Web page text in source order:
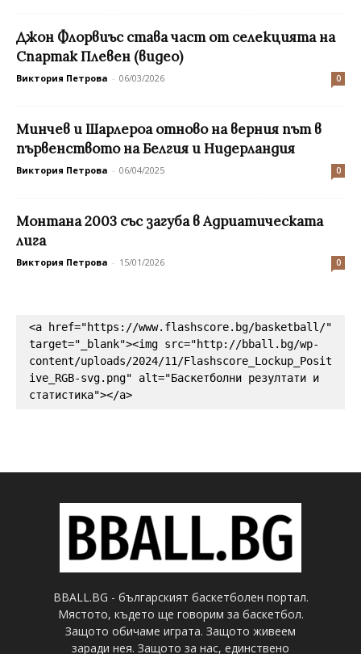
Джон Флорвиъс става част от селекцията на
Спартак Плевен (видео)
Виктория Петрова - 06/03/2026 0
Минчев и Шарлероа отново на верния път в
първенството на Белгия и Нидерландия
Виктория Петрова - 06/04/2025 0
Монтана 2003 със загуба в Адриатическата
лига
Виктория Петрова - 15/01/2026 0
<a href="https://www.flashscore.bg/basketball/"
target="_blank"><img src="http://bball.bg/wp-
content/uploads/2024/11/Flashscore_Lockup_Posit
ive_RGB-svg.png" alt="Баскетболни резултати и
статистика"></a>
BBALL.BG - българският баскетболен портал.
Мястото, където ще говорим за баскетбол.
Защото обичаме играта. Защото живеем
заради нея. Защото за нас, единствено